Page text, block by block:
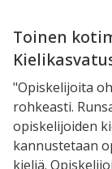
Toinen
"Opiskelijoita
rohkeasti.
opiskelijoiden
kannustetaan
kieliä.